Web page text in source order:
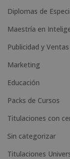
e
r
n
i
v
e
Diplomas de
Maestría en
Publicidad y Ventas
Marketing
Educación
Packs de Cursos
Titulaciones con
Sin categorizar
Titulaciones